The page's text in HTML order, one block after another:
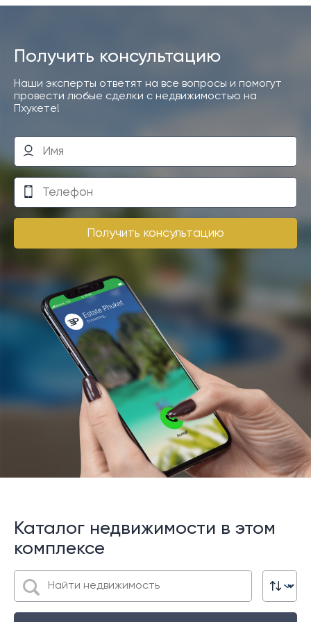
Получить консультацию
Наши эксперты ответят на все вопросы и помогут
провести любые сделки с недвижимостью на
Пхукете!
Получить консультацию
Каталог недвижимости в этом
комплексе